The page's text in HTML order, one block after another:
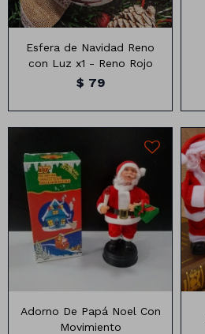
Esfera de Navidad Reno
con Luz x1 - Reno Rojo
$ 79
Muñeco De Papá Noel a
Batería
Medidas: 27 cm de altura
Adorno De Papá Noel Con
Movimiento